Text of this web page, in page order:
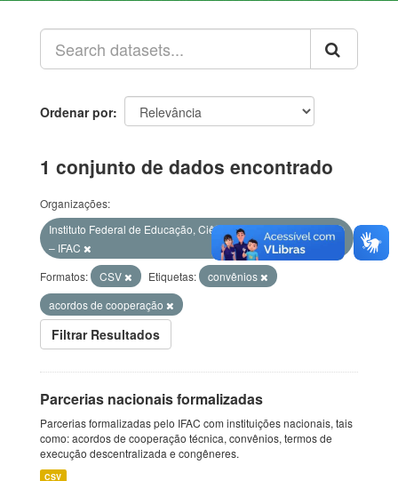
Ordenar por
1 conjunto de dados encontrado
Organizações:
Instituto Federal de Educação, Ciência e Tecnologia do Acre
– IFAC
Formatos:
CSV Etiquetas:
convênios
acordos de cooperação
Filtrar Resultados
Parcerias nacionais formalizadas
Parcerias formalizadas pelo IFAC com instituições nacionais, tais
como: acordos de cooperação técnica, convênios, termos de
execução descentralizada e congêneres.
CSV